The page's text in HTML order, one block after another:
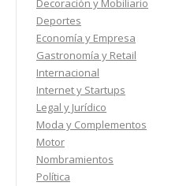
Decoración y Mobiliario
Deportes
Economía y Empresa
Gastronomía y Retail
Internacional
Internet y Startups
Legal y Jurídico
Moda y Complementos
Motor
Nombramientos
Política